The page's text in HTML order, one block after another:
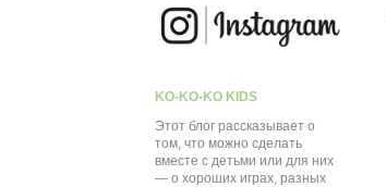
KO-KO-KO KIDS
Этот блог рассказывает о
том, что можно сделать
вместе с детьми или для них
— о хороших играх, разных